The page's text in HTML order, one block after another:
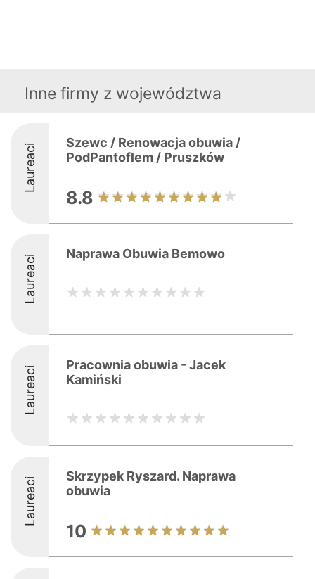
Inne firmy z województwa
Laureaci
Szewc / Renowacja obuwia /
PodPantoflem / Pruszków
8.8
Laureaci Naprawa Obuwia Bemowo
Laureaci
Pracownia obuwia - Jacek
Kamiński
Laureaci
Skrzypek Ryszard. Naprawa
obuwia
10